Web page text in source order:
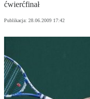
ćwierćfinał
Publikacja: 28.06.2009 17:42